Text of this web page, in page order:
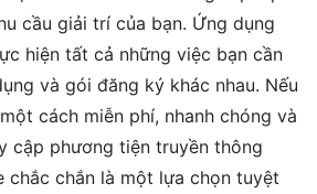
cầu giải trí của bạn. Ứng dụng
hiện tất cả những việc bạn cần
và gói đăng ký khác nhau. Nếu
cách miễn phí, nhanh chóng và
cập phương tiện truyền thông
chắc chắn là một lựa chọn tuyệt